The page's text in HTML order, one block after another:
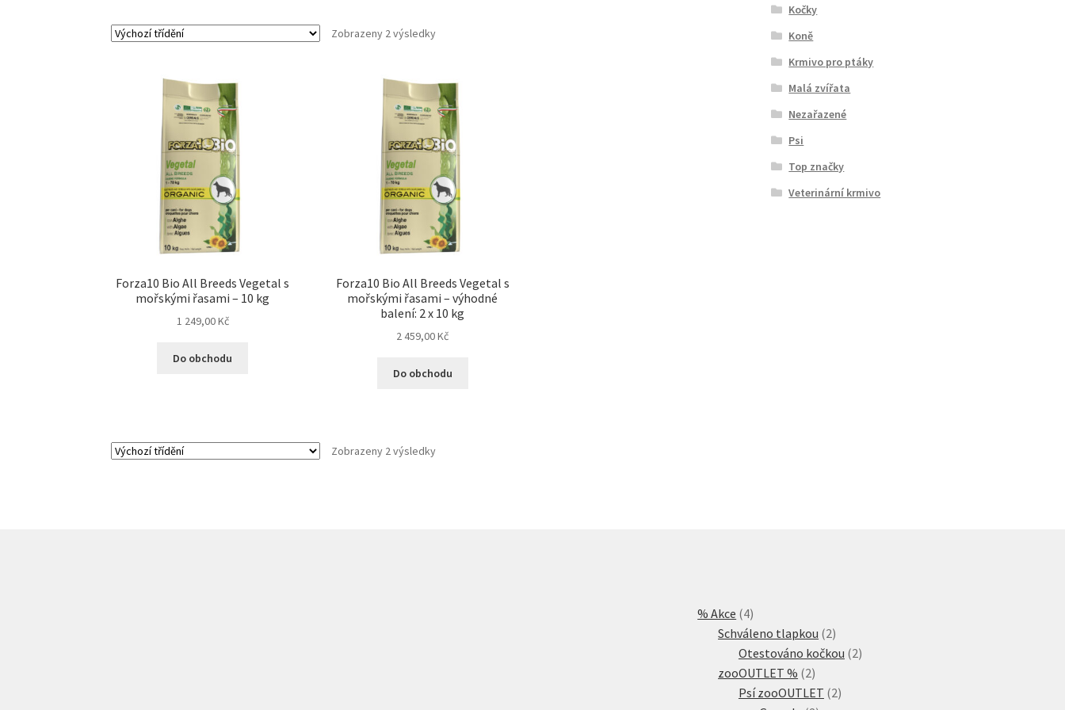
Zobrazeny 2 výsledky
Forza10 Bio All Breeds Vegetal s
mořskými řasami – 10 kg
1 249,00Kč
Do obchodu
Forza10 Bio All Breeds Vegetal s
mořskými řasami – výhodné
balení: 2 x 10 kg
2 459,00Kč
Do obchodu
Zobrazeny 2 výsledky
Kočky
Koně
Krmivo pro ptáky
Malá zvířata
Nezařazené
Psi
Top značky
Veterinární krmivo
% Akce 44
produkty
Schváleno tlapkou 22
produkty
Otestováno kočkou 22
zooOUTLET % 22
produkty
Psí zooOUTLET 22